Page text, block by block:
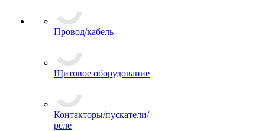
Провод/кабель
Щитовое оборудование
Контакторы/пускатели/
реле